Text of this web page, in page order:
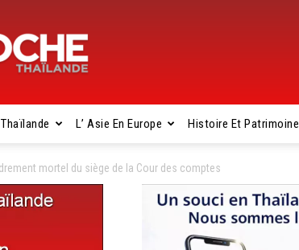
L’ Asie En Europe Histoire Et Patrimoine
mortel du siège de la Cour des comptes